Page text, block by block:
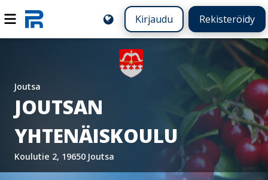
Kirjaudu Rekisteröidy
Joutsa
JOUTSAN
YHTENÄISKOULU
Koulutie 2, 19650 Joutsa